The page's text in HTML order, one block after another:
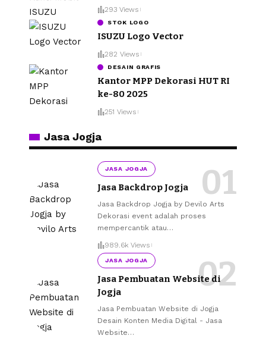
293 Views
STOK LOGO
ISUZU Logo Vector
282 Views
DESAIN GRAFIS
Kantor MPP Dekorasi HUT RI
ke-80 2025
251 Views
Jasa Jogja
JASA JOGJA
Jasa Backdrop Jogja
Jasa Backdrop Jogja by Devilo Arts
Dekorasi event adalah proses
mempercantik atau…
989.6k Views
JASA JOGJA
Jasa Pembuatan Website di
Jogja
Jasa Pembuatan Website di Jogja
Desain Konten Media Digital - Jasa
Website…